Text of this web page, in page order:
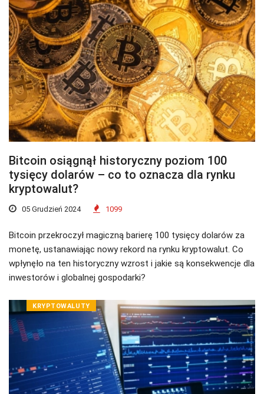
Bitcoin osiągnął historyczny poziom 100
tysięcy dolarów – co to oznacza dla rynku
kryptowalut?
05 Grudzień 2024 1099
Bitcoin przekroczył magiczną barierę 100 tysięcy dolarów za
monetę, ustanawiając nowy rekord na rynku kryptowalut. Co
wpłynęło na ten historyczny wzrost i jakie są konsekwencje dla
inwestorów i globalnej gospodarki?
KRYPTOWALUTY